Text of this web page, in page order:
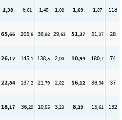
2,38 6,61 1,45 1,08 1,69 1,87 118
65,66 205,8 36,88 29,63 51,37 51,37 28
26,12 145,1 138,5 2,00 10,94 180,7 74
22,84 137,2 21,79 2,82 16,12 38,34 37
18,17 36,29 10,55 3,23 8,29 15,61 132